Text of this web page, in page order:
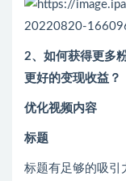
2、如何获得更多
更好的变现收益？
优化视频内容
标题
标题有足够的吸引